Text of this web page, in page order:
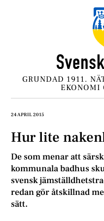
GRUNDAD 1911.
EKONOMI
24 APRIL 2015
Hur lite
De som menar att
kommunala badhus
svensk
redan gör åtskillnad
sätt.